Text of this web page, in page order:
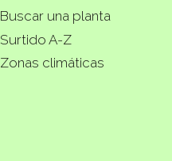
Buscar una planta
Surtido A-Z
Zonas climáticas